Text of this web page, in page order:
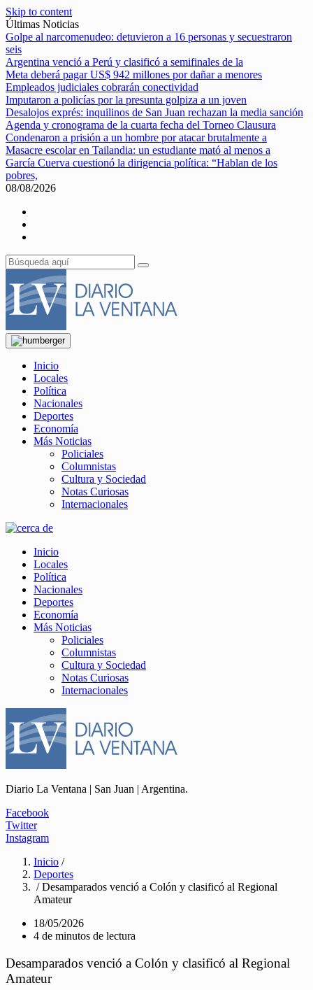
Skip to content
Últimas Noticias
Golpe al narcomenudeo: detuvieron a 16 personas y secuestraron
seis
Argentina venció a Perú y clasificó a semifinales de la
Meta deberá pagar US$ 942 millones por dañar a menores
Empleados judiciales cobrarán conectividad
Imputaron a policías por la presunta golpiza a un joven
Desalojos exprés: inquilinos de San Juan rechazan la media sanción
Agenda y cronograma de la cuarta fecha del Torneo Clausura
Condenaron a prisión a un hombre por atacar brutalmente a
Masacre escolar en Tailandia: un estudiante mató al menos a
García Cuerva cuestionó la dirigencia política: “Hablan de los
pobres,
08/08/2026
Inicio
Locales
Política
Nacionales
Deportes
Economía
Más Noticias
Policiales
Columnistas
Cultura y Sociedad
Notas Curiosas
Internacionales
Inicio
Locales
Política
Nacionales
Deportes
Economía
Más Noticias
Policiales
Columnistas
Cultura y Sociedad
Notas Curiosas
Internacionales
Diario La Ventana | San Juan | Argentina.
Facebook
Twitter
Instagram
Inicio /
Deportes
/ Desamparados venció a Colón y clasificó al Regional
Amateur
18/05/2026
4 de minutos de lectura
Desamparados venció a Colón y clasificó al Regional
Amateur